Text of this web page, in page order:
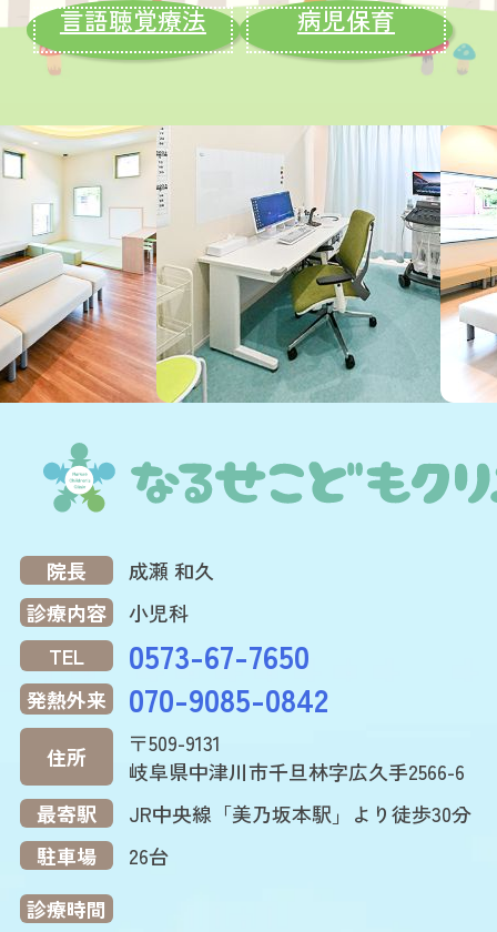
言語聴覚療法 病児保育
院長
成瀬 和久
診療内容
小児科
TEL
0573-67-7650
発熱外来 070-9085-0842
住所
〒509-9131
岐阜県中津川市千旦林字広久手2566-6
最寄駅
JR中央線「美乃坂本駅」より徒歩30分
駐車場
26台
診療時間